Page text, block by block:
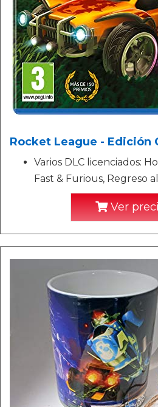
Rocket League - Edición
Varios DLC licenciados:
Fast & Furious, Regreso
Ver